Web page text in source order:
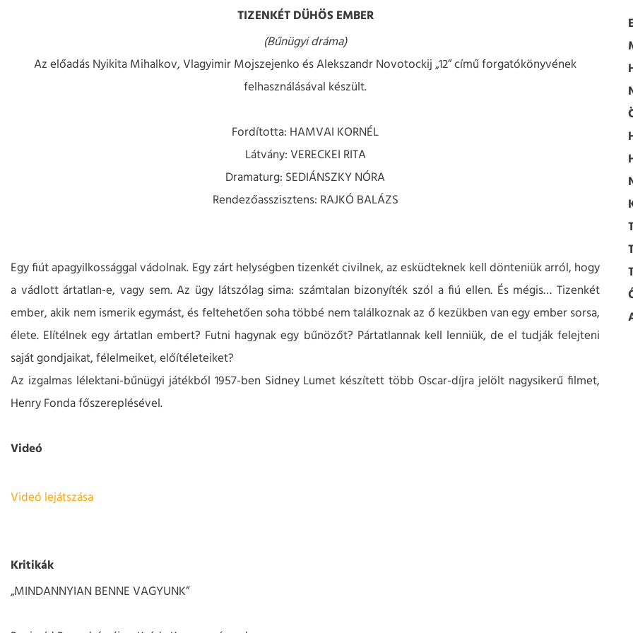
TIZENKÉT DÜHÖS EMBER
(Bűnügyi dráma)
Az előadás Nyikita Mihalkov, Vlagyimir Mojszejenko és Alekszandr Novotockij „12” című forgatókönyvének
felhasználásával készült.
Fordította: HAMVAI KORNÉL
Látvány: VERECKEI RITA
Dramaturg: SEDIÁNSZKY NÓRA
Rendezőasszisztens: RAJKÓ BALÁZS
Egy fiút apagyilkossággal vádolnak. Egy zárt helységben tizenkét civilnek, az esküdteknek kell dönteniük arról, hogy
a vádlott ártatlan-e, vagy sem. Az ügy látszólag sima: számtalan bizonyíték szól a fiú ellen. És mégis… Tizenkét
ember, akik nem ismerik egymást, és feltehetően soha többé nem találkoznak az ő kezükben van egy ember sorsa,
élete. Elítélnek egy ártatlan embert? Futni hagynak egy bűnözőt? Pártatlannak kell lenniük, de el tudják felejteni
saját gondjaikat, félelmeiket, előítéleteiket?
Az izgalmas lélektani-bűnügyi játékból 1957-ben Sidney Lumet készített több Oscar-díjra jelölt nagysikerű filmet,
Henry Fonda főszereplésével.
Videó
Videó lejátszása
Kritikák
„MINDANNYIAN BENNE VAGYUNK”